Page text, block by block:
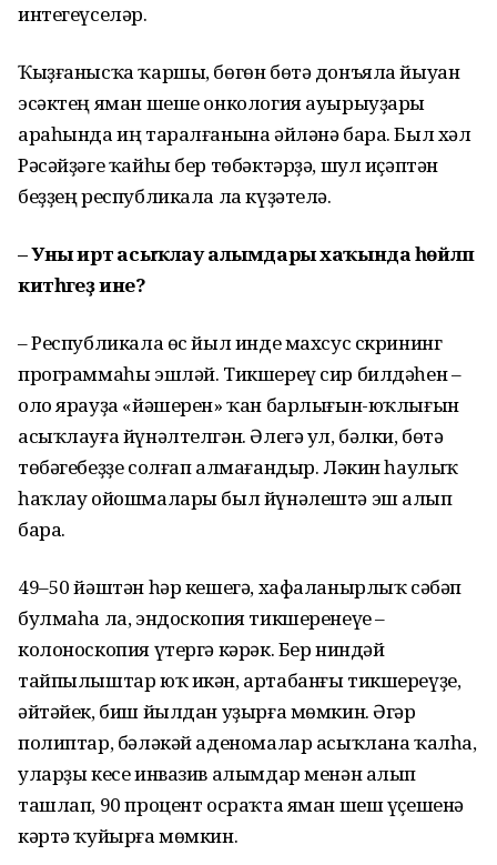
интегеүселәр.
Ҡыҙғанысҡа ҡаршы, бөгөн бөтә донъяла йыуан
эсәктең яман шеше онкология ауырыуҙары
араһында иң таралғанына әйләнә бара. Был хәл
Рәсәйҙәге ҡайһы бер төбәктәрҙә, шул иҫәптән
беҙҙең республикала ла күҙәтелә.
– Уны иртә асыҡлау алымдары хаҡында һөйләп
китһәгеҙ ине?
– Республикала өс йыл инде махсус скрининг
программаһы эшләй. Тикшереү сир билдәһен –
оло ярауҙа «йәшерен» ҡан барлығын-юҡлығын
асыҡлауға йүнәлтелгән. Әлегә ул, бәлки, бөтә
төбәгебеҙҙе солғап алма­ғандыр. Ләкин һаулыҡ
һаҡлау ойошмалары был йүнәлештә эш алып
бара.
49–50 йәштән һәр кешегә, хафаланырлыҡ сәбәп
булмаһа ла, эндоскопия тикшеренеүе –
колоноскопия үтергә кәрәк. Бер ниндәй
тайпылыштар юҡ икән, артабанғы тикшереүҙе,
әйтәйек, биш йылдан уҙырға мөмкин. Әгәр
полиптар, бәләкәй аденомалар асыҡлана ҡалһа,
уларҙы кесе инвазив алымдар менән алып
ташлап, 90 процент осраҡта яман шеш үҫешенә
кәртә ҡуйырға мөмкин.